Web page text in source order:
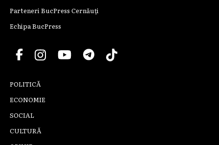
Parteneri BucPress Cernăuți
Echipa BucPress
POLITICĂ
ECONOMIE
SOCIAL
CULTURĂ